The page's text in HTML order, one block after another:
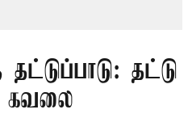
தட்டு
கவலை